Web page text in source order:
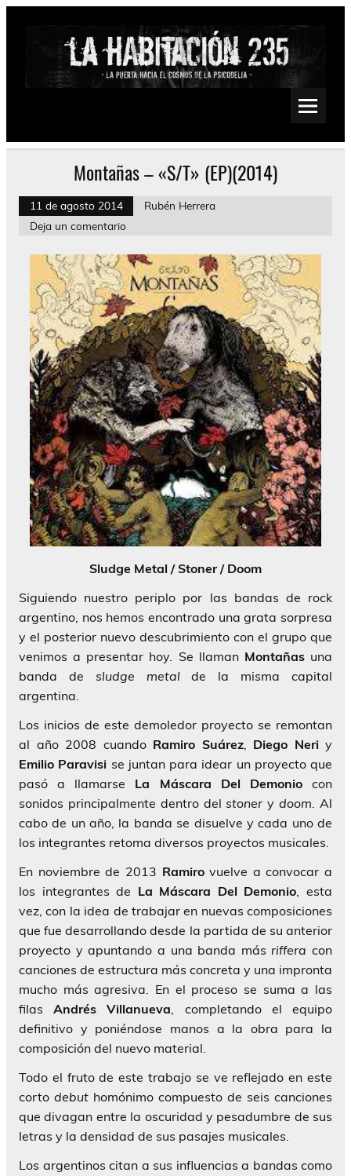
Saltar
Psychedelic, Stoner, Doom, Sludge, Fuzz, Space, Drone
Montañas – «S/T» (EP)(2014)
11 de agosto 2014
Rubén Herrera
Deja un comentario
Sludge Metal / Stoner / Doom
Siguiendo nuestro periplo por las bandas de rock
argentino, nos hemos encontrado una grata sorpresa
y el posterior nuevo descubrimiento con el grupo que
venimos a presentar hoy. Se llaman Montañasuna
banda de sludge metalde la misma capital
argentina.
Los inicios de este demoledor proyecto se remontan
al año 2008 cuando Ramiro Suárez, Diego Neriy
Emilio Paravisi se juntan para idear un proyecto que
pasó a llamarse La Máscara Del Demoniocon
sonidos principalmente dentro delstoner ydoom. Al
cabo de un año, la banda se disuelve y cada uno de
los integrantes retoma diversos proyectos musicales.
En noviembre de 2013 Ramirovuelve a convocar a
los integrantes de La Máscara Del Demonio, esta
vez, con la idea de trabajar en nuevas composiciones
que fue desarrollando desde la partida de su anterior
proyecto y apuntando a una banda más riffera con
canciones de estructura más concreta y una impronta
mucho más agresiva. En el proceso se suma a las
filasAndrés Villanueva, completando el equipo
definitivo y poniéndose manos a la obra para la
composición del nuevo material.
Todo el fruto de este trabajo se ve reflejado en este
corto debut homónimo compuesto de seis canciones
que divagan entre la oscuridad y pesadumbre de sus
letras y la densidad de sus pasajes musicales.
Los argentinos citan a sus influencias a bandas como